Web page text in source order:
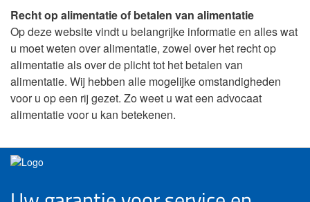
Recht op alimentatie of betalen van alimentatie
Op deze website vindt u belangrijke informatie en alles wat
u moet weten over alimentatie, zowel over het recht op
alimentatie als over de plicht tot het betalen van
alimentatie. Wij hebben alle mogelijke omstandigheden
voor u op een rij gezet. Zo weet u wat een advocaat
alimentatie voor u kan betekenen.